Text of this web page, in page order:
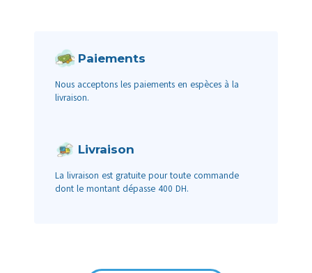
Paiements
Nous acceptons les paiements en espèces à la
livraison.
Livraison
La livraison est gratuite pour toute commande
dont le montant dépasse 400 DH.